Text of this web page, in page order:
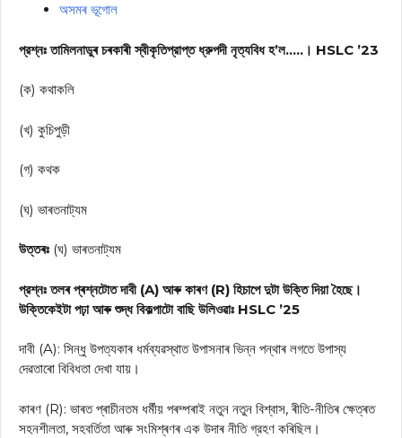
অসমৰ ভূগোল
প্রশ্নঃ তামিলনাডুৰ চৰকাৰী স্বীকৃতিপ্রাপ্ত ধ্রুপদী নৃত্যবিধ হ’ল…..। HSLC ’23
(ক) কথাকলি
(খ) কুচিপুড়ী
(গ) কথক
(ঘ) ভাৰতনাট্যম
উত্তৰঃ (ঘ) ভাৰতনাট্যম
প্রশ্নঃ তলৰ প্ৰশ্নটোত দাবী (A) আৰু কাৰণ (R) হিচাপে দুটা উক্তি দিয়া হৈছে।
উক্তিকেইটা পঢ়া আৰু শুদ্ধ বিকল্পাটো বাছি উলিওৱাঃ HSLC ’25
দাবী (A): সিন্ধু উপত্যকাৰ ধৰ্মব্যৱস্থাত উপাসনাৰ ভিন্ন পন্থাৰ লগতে উপাস্য
দেৱতাৰো বিবিধতা দেখা যায়।
কাৰণ (R): ভাৰত প্ৰাচীনতম ধর্মীয় পৰম্পৰাই নতুন নতুন বিশ্বাস, ৰীতি-নীতিৰ ক্ষেত্ৰত
সহনশীলতা, সহবর্তিতা আৰু সংমিশ্ৰণৰ এক উদাৰ নীতি গ্রহণ কৰিছিল।